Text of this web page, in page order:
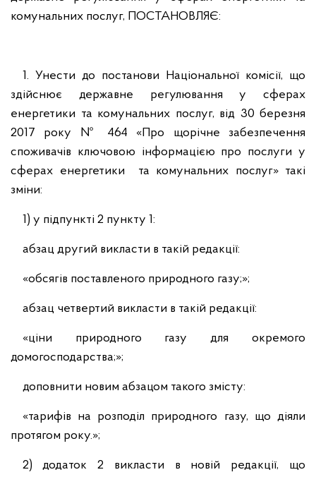
комунальних послуг, ПОСТАНОВЛЯЄ:
1. Унести до постанови Національної комісії, що
здійснює державне регулювання у сферах
енергетики та комунальних послуг, від 30 березня
2017 року № 464 «Про щорічне забезпечення
споживачів ключовою інформацією про послуги у
сферах енергетики та комунальних послуг» такі
зміни:
1) у підпункті 2 пункту 1:
абзац другий викласти в такій редакції:
«обсягів поставленого природного газу;»;
абзац четвертий викласти в такій редакції:
«ціни природного газу для окремого
домогосподарства;»;
доповнити новим абзацом такого змісту:
«тарифів на розподіл природного газу, що діяли
протягом року.»;
2) додаток 2 викласти в новій редакції, що